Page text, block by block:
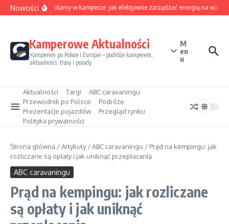
Przejdź do treści
NowościSezon solarny w kamperze: jak efektywnie zarządzać energią na
Kamperowe Aktualności
Kamperem po Polsce i Europie – podróże kamperem,
aktualności, trasy i porady
M
en
u
Aktualności Targi
ABC caravaningu
Przewodnik po Polsce
Podróże
Prezentacje pojazdów
Przegląd rynku
Polityka prywatności
Strona główna /Artykuły/ABC caravaningu / Prąd na kempingu: jak
rozliczane są opłaty i jak uniknąć przepłacania
ABC caravaningu
Prąd na kempingu: jak rozliczane
są opłaty i jak uniknąć